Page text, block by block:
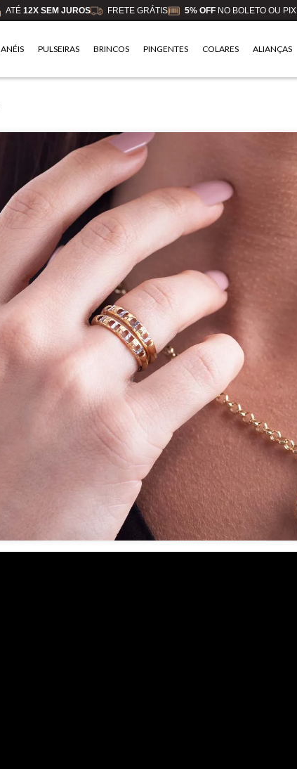
ATÉ 12X SEM JUROS FRETE GRÁTIS 5% OFFNO BOLETO OU PIX
ANÉIS PULSEIRAS BRINCOS PINGENTES COLARES ALIANÇAS